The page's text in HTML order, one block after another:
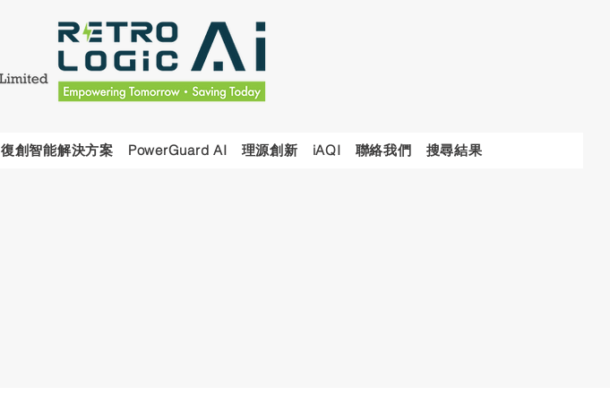
復創智能解決方案 PowerGuard AI 理源創新 iAQI 聯絡我們 搜尋結果